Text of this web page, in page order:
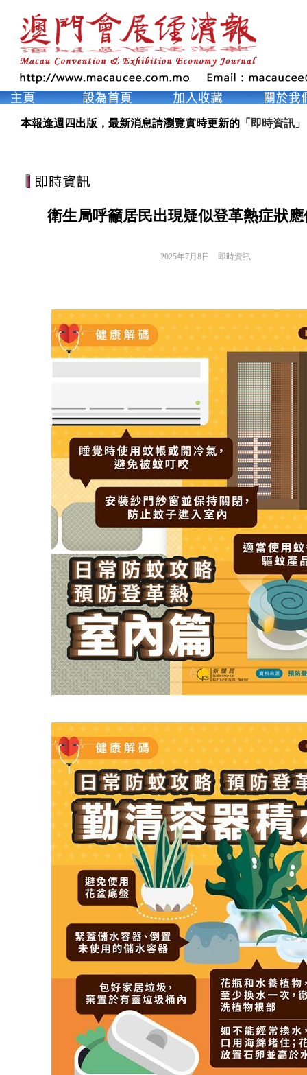
本報逢週四出版，最新消息請瀏覽實時更新的「 即時資訊 」
衛生局呼籲居民出現疑似登革熱症狀
2025年7月8日 即時資訊